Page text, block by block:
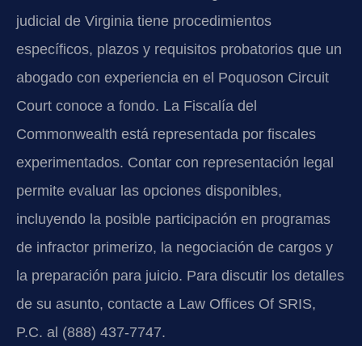
judicial de Virginia tiene procedimientos
específicos, plazos y requisitos probatorios que un
abogado con experiencia en el Poquoson Circuit
Court conoce a fondo. La Fiscalía del
Commonwealth está representada por fiscales
experimentados. Contar con representación legal
permite evaluar las opciones disponibles,
incluyendo la posible participación en programas
de infractor primerizo, la negociación de cargos y
la preparación para juicio. Para discutir los detalles
de su asunto, contacte a Law Offices Of SRIS,
P.C. al (888) 437-7747.